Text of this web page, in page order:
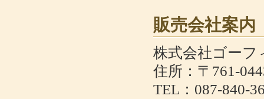
販売会社案内
株式会社ゴーフ
住所：〒761-
TEL：087-840-